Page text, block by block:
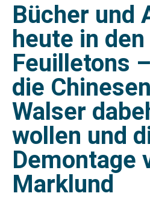
Bücher und
heute in den
Feuilletons
die
Walser
wollen und
Demontage
Marklund